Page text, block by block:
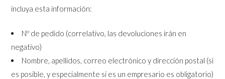
incluya esta información:
Nº de pedido (correlativo, las devoluciones irán en
negativo)
Nombre, apellidos, correo electrónico y dirección postal (si
es posible, y especialmente si es un empresario es obligatorio)